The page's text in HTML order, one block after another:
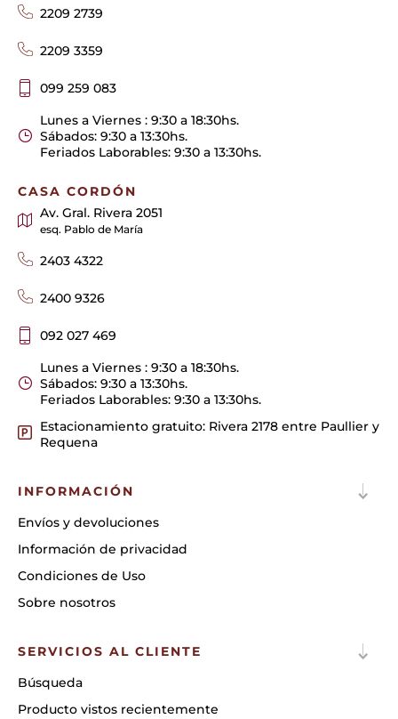
2209 2739
2209 3359
099 259 083
Lunes a Viernes : 9:30 a 18:30hs.
Sábados: 9:30 a 13:30hs.
Feriados Laborables: 9:30 a 13:30hs.
CASA CORDÓN
Av. Gral. Rivera 2051
esq. Pablo de María
2403 4322
2400 9326
092 027 469
Lunes a Viernes : 9:30 a 18:30hs.
Sábados: 9:30 a 13:30hs.
Feriados Laborables: 9:30 a 13:30hs.
Estacionamiento gratuito: Rivera 2178 entre Paullier y
Requena
INFORMACIÓN
Envíos y devoluciones
Información de privacidad
Condiciones de Uso
Sobre nosotros
SERVICIOS AL CLIENTE
Búsqueda
Producto vistos recientemente